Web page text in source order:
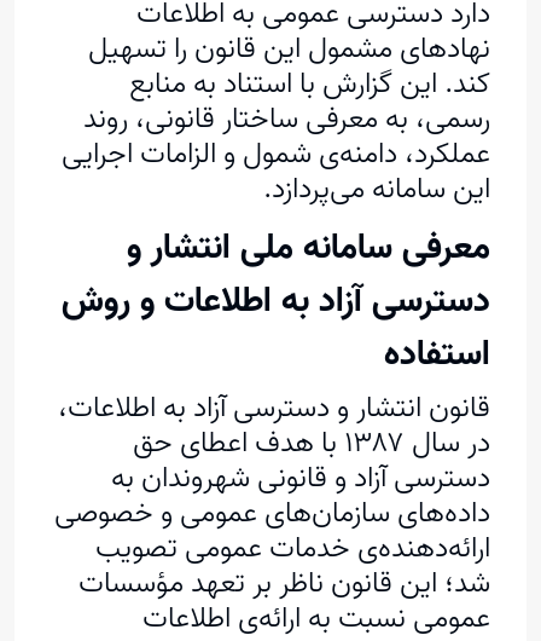
دارد دسترسی عمومی به اطلاعات
نهادهای مشمول این قانون را تسهیل
کند. این گزارش با استناد به منابع
رسمی، به معرفی ساختار قانونی، روند
عملکرد، دامنه‌ی شمول و الزامات اجرایی
این سامانه می‌پردازد.
معرفی سامانه ملی انتشار و
دسترسی آزاد به اطلاعات و روش
استفاده
قانون انتشار و دسترسی آزاد به اطلاعات،
در سال ۱۳۸۷ با هدف اعطای حق
دسترسی آزاد و قانونی شهروندان به
داده‌های سازمان‌های عمومی و خصوصی
ارائه‌دهنده‌ی خدمات عمومی تصویب
شد؛ این قانون ناظر بر تعهد مؤسسات
عمومی نسبت به ارائه‌ی اطلاعات